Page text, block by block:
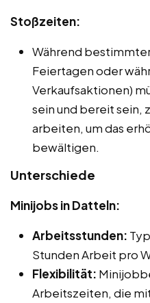
Stoßzeiten:
Während
Feiertagen oder
Verkaufsaktionen)
sein und bereit sein,
arbeiten, um das
bewältigen.
Unterschiede
Minijobs in Datteln:
Arbeitsstunden:
Stunden Arbeit pro
Flexibilität:
Arbeitszeiten, die